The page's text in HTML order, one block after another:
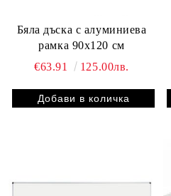
Бяла дъска с алуминиева
рамка 90х120 см
€63.91
125.00лв.